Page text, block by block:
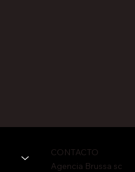
CONTACTO
Agencia Brussa sc